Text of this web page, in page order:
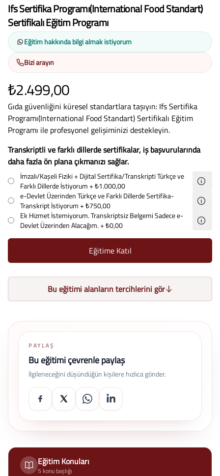
Ifs Sertifika Programı(International Food Standart)
Sertifikalı Eğitim Programı
Eğitim hakkında bilgi almak istiyorum
Bizi arayın
₺2.499,00
Gıda güvenliğini küresel standartlara taşıyın: Ifs Sertifika
Programı(International Food Standart) Sertifikalı Eğitim
Programı ile profesyonel gelişiminizi destekleyin.
Transkriptli ve farklı dillerde sertifikalar, iş başvurularında
daha fazla ön plana çıkmanızı sağlar.
İmzalı/Kaşeli Fiziki + Dijital Sertifika/Transkripti Türkçe ve
Farklı Dillerde İstiyorum+ ₺1.000,00
e-Devlet Üzerinden Türkçe ve Farklı Dillerde Sertifika-
Transkript İstiyorum+ ₺750,00
Ek Hizmet İstemiyorum. Transkriptsiz Belgemi Sadece e-
Devlet Üzerinden Alacağım.+ ₺0,00
Eğitime Katıl
Bu eğitimi alanların tercihlerini gör
PAYLAŞ
Bu eğitimi çevrenle paylaş
İlgileneceğini düşündüğün kişilere hızlıca gönder.
Eğitim Konuları
5 konu başlığı